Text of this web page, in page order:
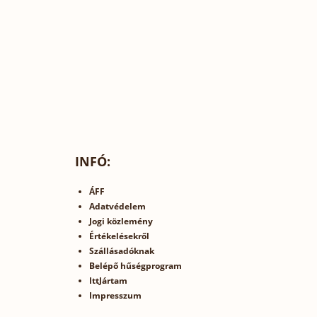
INFÓ:
ÁFF
Adatvédelem
Jogi közlemény
Értékelésekről
Szállásadóknak
Belépő hűségprogram
IttJártam
Impresszum